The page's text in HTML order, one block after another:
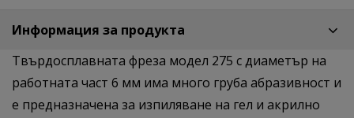
Информация за продукта
Твърдосплавната фреза модел 275 с диаметър на
работната част 6 мм има много груба абразивност и
е предназначена за изпиляване на гел и акрилно